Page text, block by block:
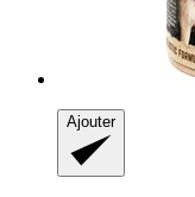
Ajouter